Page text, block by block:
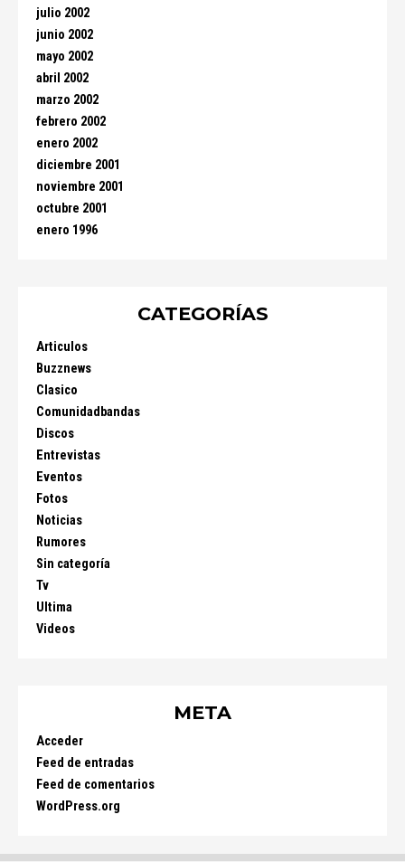
julio 2002
junio 2002
mayo 2002
abril 2002
marzo 2002
febrero 2002
enero 2002
diciembre 2001
noviembre 2001
octubre 2001
enero 1996
CATEGORÍAS
Articulos
Buzznews
Clasico
Comunidadbandas
Discos
Entrevistas
Eventos
Fotos
Noticias
Rumores
Sin categoría
Tv
Ultima
Videos
META
Acceder
Feed de entradas
Feed de comentarios
WordPress.org